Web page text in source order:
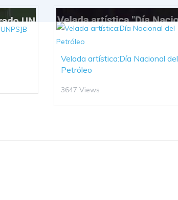
Velada artística:Día Nacional del
Petróleo
3647 Views